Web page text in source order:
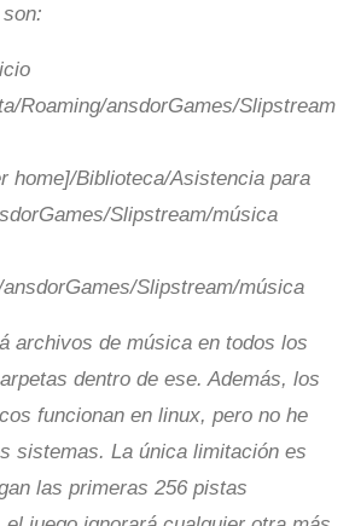
Roaming/ansdorGames/Slipstream
home]/Biblioteca/Asistencia para
Slipstream/música
Slipstream/música
archivos de música en todos los
dentro de ese. Además, los
funcionan en linux, pero no he
sistemas. La única limitación es
las primeras 256 pistas